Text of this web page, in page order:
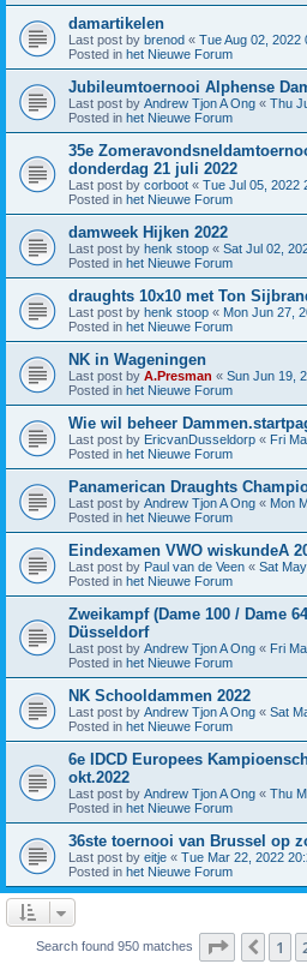
damartikelen
Last post by brenod « Tue Aug 02, 2022
Posted in het Nieuwe Forum
Jubileumtoernooi Alphense
Last post by Andrew Tjon A Ong « Thu
Posted in het Nieuwe Forum
35e
donderdag 21 juli 2022
Last post by corboot « Tue Jul 05, 2022
Posted in het Nieuwe Forum
damweek Hijken 2022
Last post by henk stoop « Sat Jul 02,
Posted in het Nieuwe Forum
draughts 10x10 met Ton
Last post by henk stoop « Mon Jun 27,
Posted in het Nieuwe Forum
NK in Wageningen
Last post by A.Presman « Sun Jun 19,
Posted in het Nieuwe Forum
Wie wil beheer
Last post by EricvanDusseldorp « Fri
Posted in het Nieuwe Forum
Panamerican Draughts
Last post by Andrew Tjon A Ong « Mon
Posted in het Nieuwe Forum
Eindexamen VWO wiskundeA
Last post by Paul van de Veen « Sat
Posted in het Nieuwe Forum
Zweikampf (Dame 100 / Dame
Düsseldorf
Last post by Andrew Tjon A Ong « Fri
Posted in het Nieuwe Forum
NK Schooldammen 2022
Last post by Andrew Tjon A Ong « Sat
Posted in het Nieuwe Forum
6e IDCD Europees
okt.2022
Last post by Andrew Tjon A Ong « Thu
Posted in het Nieuwe Forum
36ste toernooi van Brussel op
Last post by eitje « Tue Mar 22, 2022
Posted in het Nieuwe Forum
Search found 950 matches Page of
1